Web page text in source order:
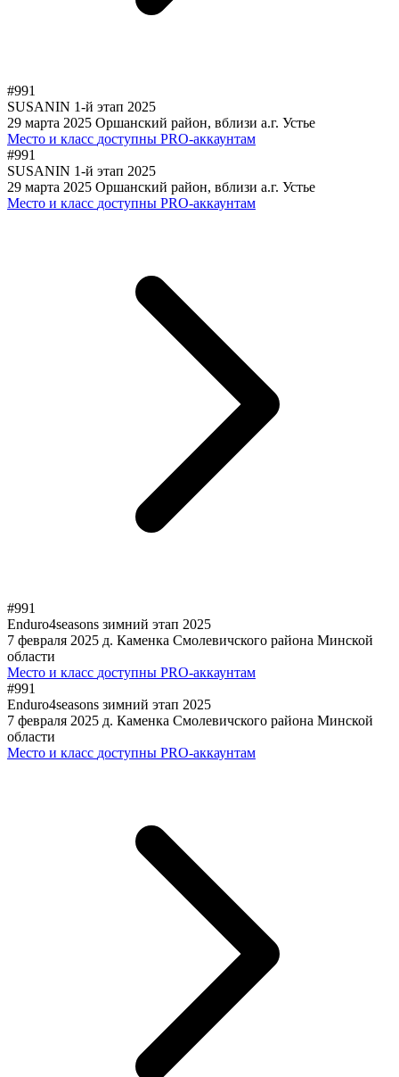
#991
SUSANIN 1-й этап 2025
29 марта 2025 Оршанский район, вблизи а.г. Устье
Место и класс доступны PRO-аккаунтам
#991
SUSANIN 1-й этап 2025
29 марта 2025 Оршанский район, вблизи а.г. Устье
Место и класс доступны PRO-аккаунтам
#991
Enduro4seasons зимний этап 2025
7 февраля 2025 д. Каменка Смолевичского района Минской
области
Место и класс доступны PRO-аккаунтам
#991
Enduro4seasons зимний этап 2025
7 февраля 2025 д. Каменка Смолевичского района Минской
области
Место и класс доступны PRO-аккаунтам